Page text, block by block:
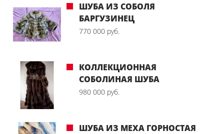
ШУБА ИЗ СОБОЛЯ
БАРГУЗИНЕЦ
770 000 руб.
КОЛЛЕКЦИОННАЯ
СОБОЛИНАЯ ШУБА
980 000 руб.
ШУБА ИЗ МЕХА ГОРНОСТАЯ